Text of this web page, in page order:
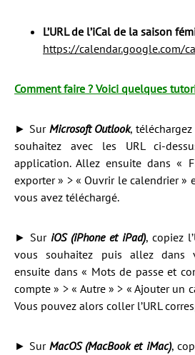
L’URL de l’iCal de la saison
https://calendar.google.com/
Comment faire ? Voici quelques
► Sur Microsoft Outlook,
souhaitez avec les URL ci-
application. Allez ensuite dans «
exporter » > « Ouvrir le calendrier »
vous avez téléchargé.
► Sur iOS (iPhone et iPad), copiez
vous souhaitez puis allez dans
ensuite dans « Mots de passe et
compte » > « Autre » > « Ajouter un
Vous pouvez alors coller l’URL
► SurMacOS (MacBook et iMac),